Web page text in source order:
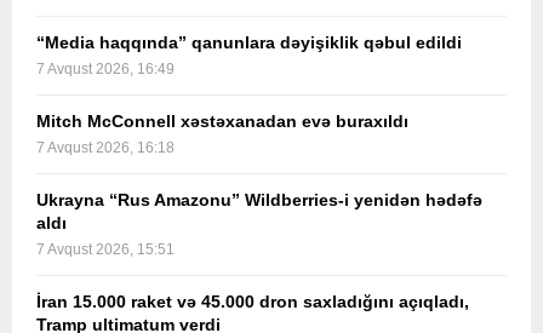
“Media haqqında” qanunlara dəyişiklik qəbul edildi
7 Avqust 2026, 16:49
Mitch McConnell xəstəxanadan evə buraxıldı
7 Avqust 2026, 16:18
Ukrayna “Rus Amazonu” Wildberries-i yenidən hədəfə
aldı
7 Avqust 2026, 15:51
İran 15.000 raket və 45.000 dron saxladığını açıqladı,
Tramp ultimatum verdi